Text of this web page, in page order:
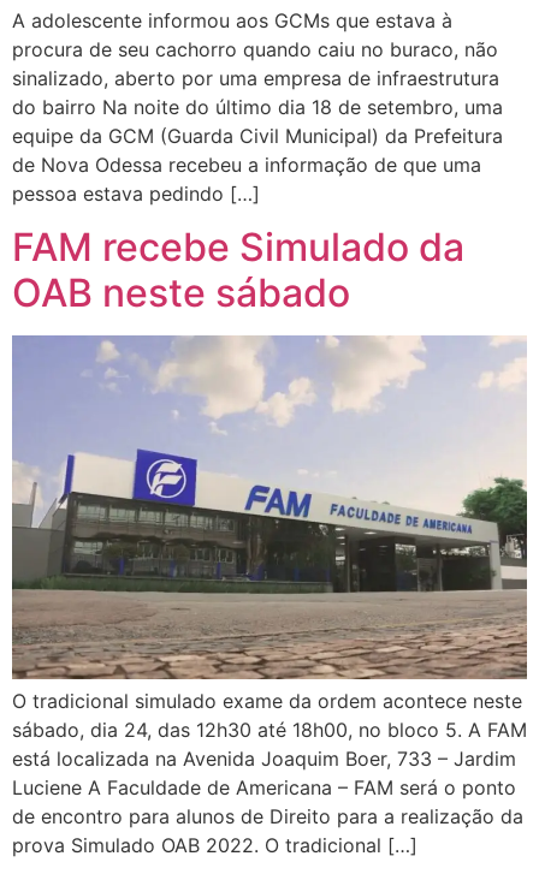
A adolescente informou aos GCMs que estava à
procura de seu cachorro quando caiu no buraco, não
sinalizado, aberto por uma empresa de infraestrutura
do bairro Na noite do último dia 18 de setembro, uma
equipe da GCM (Guarda Civil Municipal) da Prefeitura
de Nova Odessa recebeu a informação de que uma
pessoa estava pedindo […]
FAM recebe Simulado da
OAB neste sábado
O tradicional simulado exame da ordem acontece neste
sábado, dia 24, das 12h30 até 18h00, no bloco 5. A FAM
está localizada na Avenida Joaquim Boer, 733 – Jardim
Luciene A Faculdade de Americana – FAM será o ponto
de encontro para alunos de Direito para a realização da
prova Simulado OAB 2022. O tradicional […]